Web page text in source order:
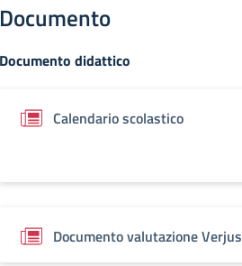
Documento
Documento didattico
Calendario scolastico
Documento valutazione Verjus